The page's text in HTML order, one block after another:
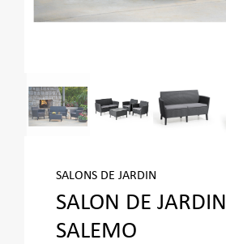
SALONS DE JARDIN
SALON DE JARDIN
SALEMO